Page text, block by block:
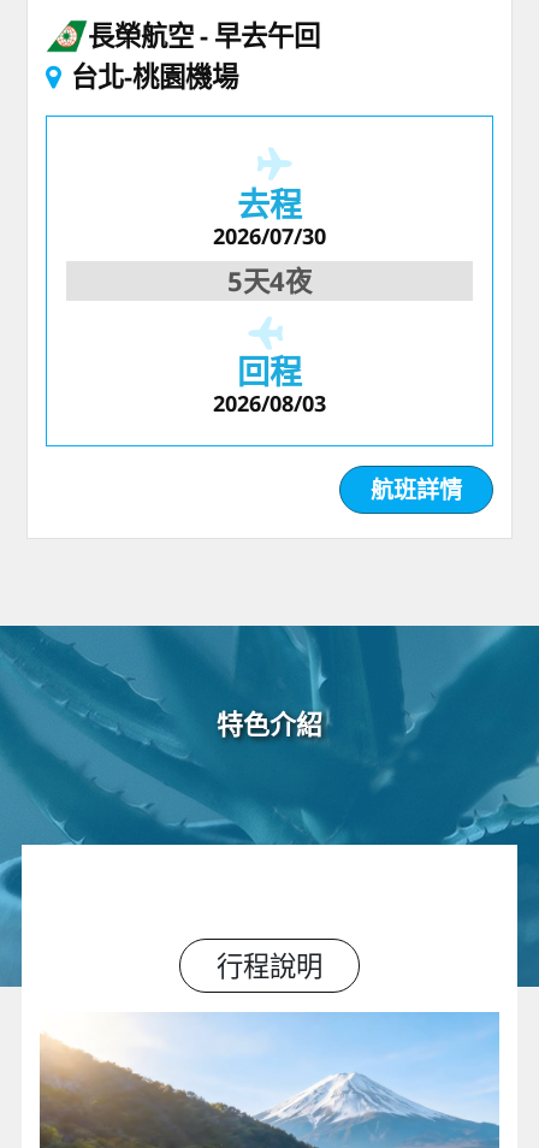
長榮航空 早去午回
台北-桃園機場
去程
2026/07/30
5天4夜
回程
2026/08/03
航班詳情
特色介紹
行程說明